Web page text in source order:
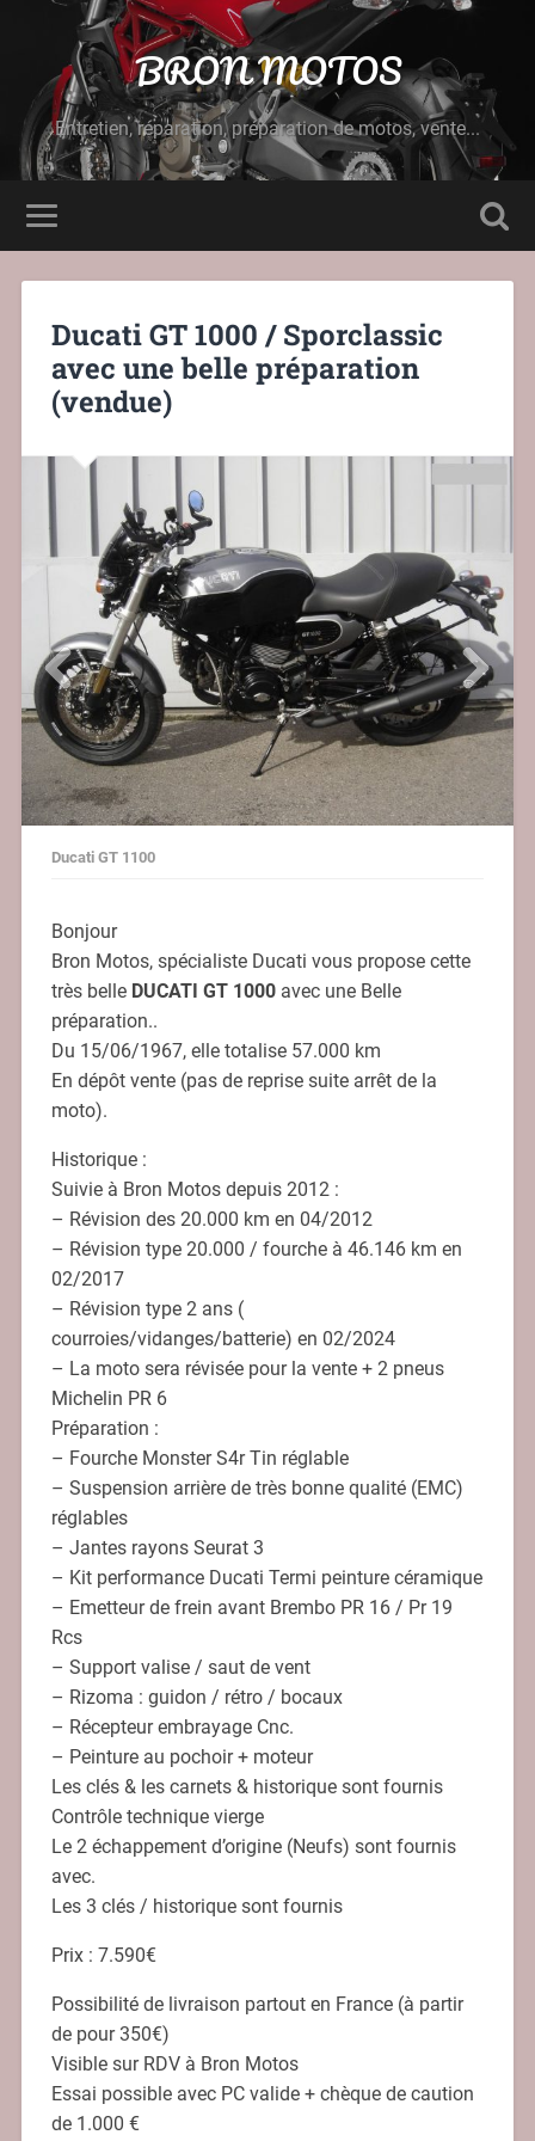
BRON MOTOS
Entretien, réparation, préparation de motos, vente...
Ducati GT 1000 / Sporclassic
avec une belle préparation
(vendue)
Ducati GT 1100
Bonjour
Bron Motos, spécialiste Ducati vous propose cette
très belle DUCATI GT 1000avec une Belle
préparation..
Du 15/06/1967, elle totalise 57.000 km
En dépôt vente (pas de reprise suite arrêt de la
moto).
Historique :
Suivie à Bron Motos depuis 2012 :
– Révision des 20.000 km en 04/2012
– Révision type 20.000 / fourche à 46.146 km en
02/2017
– Révision type 2 ans (
courroies/vidanges/batterie) en 02/2024
– La moto sera révisée pour la vente + 2 pneus
Michelin PR 6
Préparation :
– Fourche Monster S4r Tin réglable
– Suspension arrière de très bonne qualité (EMC)
réglables
– Jantes rayons Seurat 3
– Kit performance Ducati Termi peinture céramique
– Emetteur de frein avant Brembo PR 16 / Pr 19
Rcs
– Support valise / saut de vent
– Rizoma : guidon / rétro / bocaux
– Récepteur embrayage Cnc.
– Peinture au pochoir + moteur
Les clés & les carnets & historique sont fournis
Contrôle technique vierge
Le 2 échappement d’origine (Neufs) sont fournis
avec.
Les 3 clés / historique sont fournis
Prix : 7.590€
Possibilité de livraison partout en France (à partir
de pour 350€)
Visible sur RDV à Bron Motos
Essai possible avec PC valide + chèque de caution
de 1.000 €